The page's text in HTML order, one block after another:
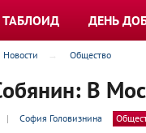
ТАБЛОИД ДЕНЬ
Новости Общество
В
| София Головизнина